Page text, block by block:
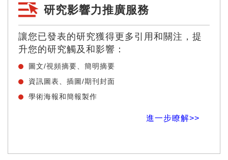
研究影響力推廣服務
讓您已發表的研究獲得更多引用和關注，提
升您的研究觸及和影響：
圖文/視頻摘要、簡明摘要
資訊圖表、插圖/期刊封面
學術海報和簡報製作
進一步瞭解>>